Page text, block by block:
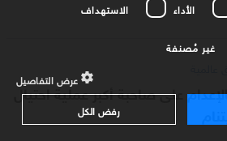
على صاحبة أكبر عملية احتيال
الأداء الاستهداف
غير مُصنفة
عرض التفاصيل
رفض الكل